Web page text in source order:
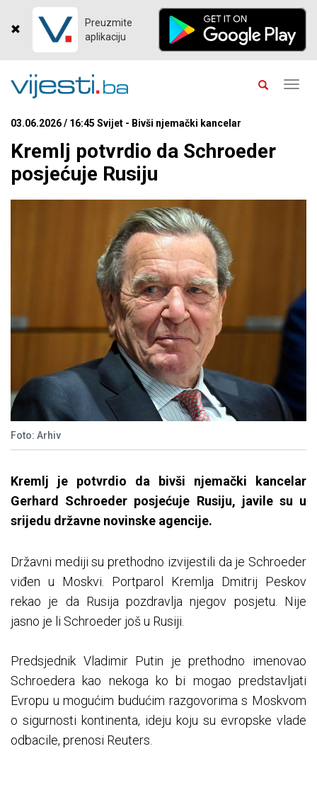
Preuzmite
aplikaciju
03.06.2026 / 16:45 Svijet - Bivši njemački kancelar
Kremlj potvrdio da Schroeder
posjećuje Rusiju
Foto: Arhiv
Kremlj je potvrdio da bivši njemački kancelar
Gerhard Schroeder posjećuje Rusiju, javile su u
srijedu državne novinske agencije.
Državni mediji su prethodno izvijestili da je Schroeder
viđen u Moskvi. Portparol Kremlja Dmitrij Peskov
rekao je da Rusija pozdravlja njegov posjetu. Nije
jasno je li Schroeder još u Rusiji.
Predsjednik Vladimir Putin je prethodno imenovao
Schroedera kao nekoga ko bi mogao predstavljati
Evropu u mogućim budućim razgovorima s Moskvom
o sigurnosti kontinenta, ideju koju su evropske vlade
odbacile, prenosi Reuters.